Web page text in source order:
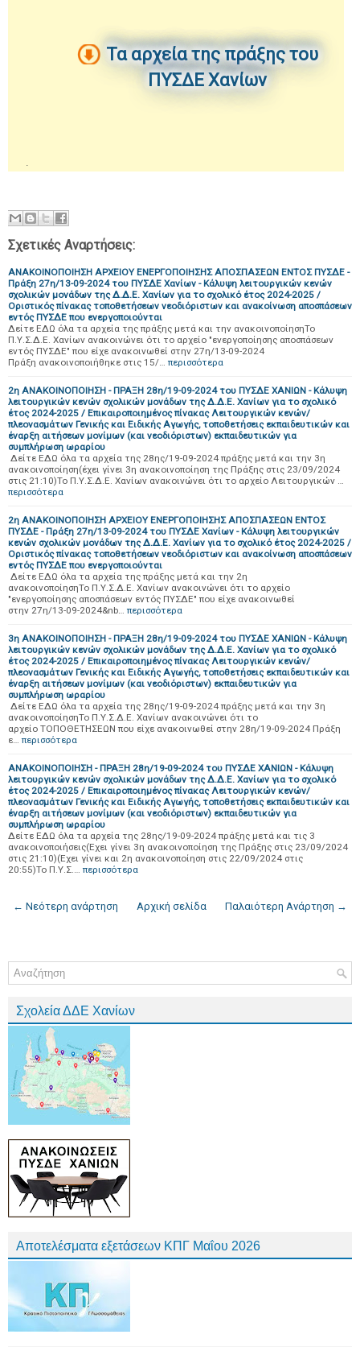
Τα αρχεία της πράξης του
ΠΥΣΔΕ Χανίων
Σχετικές Αναρτήσεις:
ΑΝΑΚΟΙΝΟΠΟΙΗΣΗ ΑΡΧΕΙΟΥ ΕΝΕΡΓΟΠΟΙΗΣΗΣ ΑΠΟΣΠΑΣΕΩΝ ΕΝΤΟΣ ΠΥΣΔΕ -
Πράξη 27η/13-09-2024 του ΠΥΣΔΕ Χανίων - Κάλυψη λειτουργικών κενών
σχολικών μονάδων της Δ.Δ.Ε. Χανίων για το σχολικό έτος 2024-2025 /
Οριστικός πίνακας τοποθετήσεων νεοδιόριστων και ανακοίνωση αποσπάσεων
εντός ΠΥΣΔΕ που ενεργοποιούνται
Δείτε ΕΔΩ όλα τα αρχεία της πράξης μετά και την ανακοινοποίησηΤο
Π.Υ.Σ.Δ.Ε. Χανίων ανακοινώνει ότι το αρχείο "ενεργοποίησης αποσπάσεων
εντός ΠΥΣΔΕ" που είχε ανακοινωθεί στην 27η/13-09-2024
Πράξη ανακοινοποιήθηκε στις 15/…
περισσότερα
2η ΑΝΑΚΟΙΝΟΠΟΙΗΣΗ - ΠΡΑΞΗ 28η/19-09-2024 του ΠΥΣΔΕ ΧΑΝΙΩΝ - Κάλυψη
λειτουργικών κενών σχολικών μονάδων της Δ.Δ.Ε. Χανίων για το σχολικό
έτος 2024-2025 / Επικαιροποιημένος πίνακας Λειτουργικών κενών/
πλεονασμάτων Γενικής και Ειδικής Αγωγής, τοποθετήσεις εκπαιδευτικών και
έναρξη αιτήσεων μονίμων (και νεοδιόριστων) εκπαιδευτικών για
συμπλήρωση ωραρίου
Δείτε ΕΔΩ όλα τα αρχεία της 28ης/19-09-2024 πράξης μετά και την 3η
ανακοινοποίηση(έχει γίνει 3η ανακοινοποίηση της Πράξης στις 23/09/2024
στις 21:10)Το Π.Υ.Σ.Δ.Ε. Χανίων ανακοινώνει ότι το αρχείο Λειτουργικών …
περισσότερα
2η ΑΝΑΚΟΙΝΟΠΟΙΗΣΗ ΑΡΧΕΙΟΥ ΕΝΕΡΓΟΠΟΙΗΣΗΣ ΑΠΟΣΠΑΣΕΩΝ ΕΝΤΟΣ
ΠΥΣΔΕ - Πράξη 27η/13-09-2024 του ΠΥΣΔΕ Χανίων - Κάλυψη λειτουργικών
κενών σχολικών μονάδων της Δ.Δ.Ε. Χανίων για το σχολικό έτος 2024-2025 /
Οριστικός πίνακας τοποθετήσεων νεοδιόριστων και ανακοίνωση αποσπάσεων
εντός ΠΥΣΔΕ που ενεργοποιούνται
Δείτε ΕΔΩ όλα τα αρχεία της πράξης μετά και την 2η
ανακοινοποίησηΤο Π.Υ.Σ.Δ.Ε. Χανίων ανακοινώνει ότι το αρχείο
"ενεργοποίησης αποσπάσεων εντός ΠΥΣΔΕ" που είχε ανακοινωθεί
στην 27η/13-09-2024&nb…
περισσότερα
3η ΑΝΑΚΟΙΝΟΠΟΙΗΣΗ - ΠΡΑΞΗ 28η/19-09-2024 του ΠΥΣΔΕ ΧΑΝΙΩΝ - Κάλυψη
λειτουργικών κενών σχολικών μονάδων της Δ.Δ.Ε. Χανίων για το σχολικό
έτος 2024-2025 / Επικαιροποιημένος πίνακας Λειτουργικών κενών/
πλεονασμάτων Γενικής και Ειδικής Αγωγής, τοποθετήσεις εκπαιδευτικών και
έναρξη αιτήσεων μονίμων (και νεοδιόριστων) εκπαιδευτικών για
συμπλήρωση ωραρίου
Δείτε ΕΔΩ όλα τα αρχεία της 28ης/19-09-2024 πράξης μετά και την 3η
ανακοινοποίησηΤο Π.Υ.Σ.Δ.Ε. Χανίων ανακοινώνει ότι το
αρχείο ΤΟΠΟΘΕΤΗΣΕΩΝ που είχε ανακοινωθεί στην 28η/19-09-2024 Πράξη
ε…
περισσότερα
ΑΝΑΚΟΙΝΟΠΟΙΗΣΗ - ΠΡΑΞΗ 28η/19-09-2024 του ΠΥΣΔΕ ΧΑΝΙΩΝ - Κάλυψη
λειτουργικών κενών σχολικών μονάδων της Δ.Δ.Ε. Χανίων για το σχολικό
έτος 2024-2025 / Επικαιροποιημένος πίνακας Λειτουργικών κενών/
πλεονασμάτων Γενικής και Ειδικής Αγωγής, τοποθετήσεις εκπαιδευτικών και
έναρξη αιτήσεων μονίμων (και νεοδιόριστων) εκπαιδευτικών για
συμπλήρωση ωραρίου
Δείτε ΕΔΩ όλα τα αρχεία της 28ης/19-09-2024 πράξης μετά και τις 3
ανακοινοποιήσεις(Eχει γίνει 3η ανακοινοποίηση της Πράξης στις 23/09/2024
στις 21:10)(Εχει γίνει και 2η ανακοινοποίηση στις 22/09/2024 στις
20:55)Το Π.Υ.Σ.…
περισσότερα
← Νεότερη ανάρτηση Παλαιότερη Ανάρτηση →
Αρχική σελίδα
Σχολεία ΔΔΕ Χανίων
Αποτελέσματα εξετάσεων ΚΠΓ Μαΐου 2026